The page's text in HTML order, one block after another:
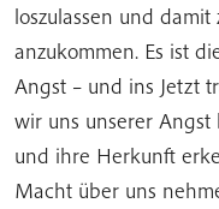
loszulassen und
anzukommen. Es ist
Angst – und ins Jetzt
wir uns unserer
und ihre Herkunft
Macht über uns